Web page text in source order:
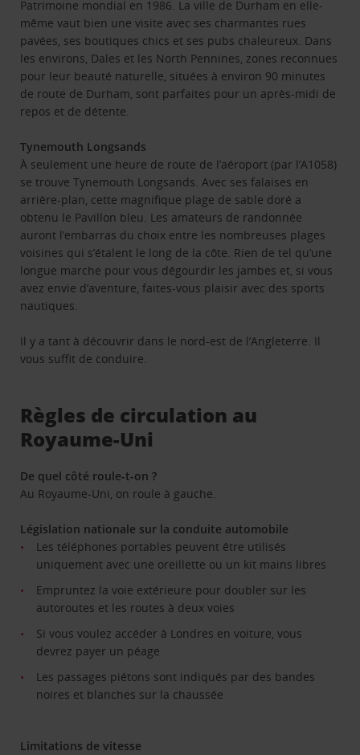
Patrimoine mondial en 1986. La ville de Durham en elle-
même vaut bien une visite avec ses charmantes rues
pavées, ses boutiques chics et ses pubs chaleureux. Dans
les environs, Dales et les North Pennines, zones reconnues
pour leur beauté naturelle, situées à environ 90 minutes
de route de Durham, sont parfaites pour un après-midi de
repos et de détente.
Tynemouth Longsands
À seulement une heure de route de l’aéroport (par l’A1058)
se trouve Tynemouth Longsands. Avec ses falaises en
arrière-plan, cette magnifique plage de sable doré a
obtenu le Pavillon bleu. Les amateurs de randonnée
auront l’embarras du choix entre les nombreuses plages
voisines qui s’étalent le long de la côte. Rien de tel qu’une
longue marche pour vous dégourdir les jambes et, si vous
avez envie d’aventure, faites-vous plaisir avec des sports
nautiques.
Il y a tant à découvrir dans le nord-est de l’Angleterre. Il
vous suffit de conduire.
Règles de circulation au
Royaume-Uni
De quel côté roule-t-on ?
Au Royaume-Uni, on roule à gauche.
Législation nationale sur la conduite automobile
Les téléphones portables peuvent être utilisés
uniquement avec une oreillette ou un kit mains libres
Empruntez la voie extérieure pour doubler sur les
autoroutes et les routes à deux voies
Si vous voulez accéder à Londres en voiture, vous
devrez payer un péage
Les passages piétons sont indiqués par des bandes
noires et blanches sur la chaussée
Limitations de vitesse